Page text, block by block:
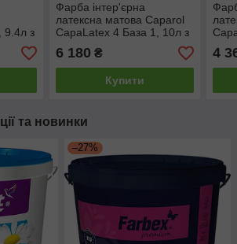
9.4л з
18см
Фарба інтер'єрна
латексна матова Caparol
CapaLatex 4 База 1, 10л з
валиком HARDSTAR 18см
і ручкою
6 180 ₴
Купити
1,
4
та новинки
–27%